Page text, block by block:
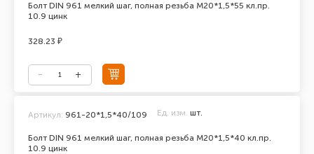
Болт DIN 961 мелкий шаг, полная резьба M20*1,5*55 кл.пр.
10.9 цинк
328.23 ₽
Болт DIN 961 мелкий шаг, полная резьба M20*1,5*40 кл.пр.
10.9 цинк
Артикул: 961-20*1,5*40/109 Ед. изм. шт.